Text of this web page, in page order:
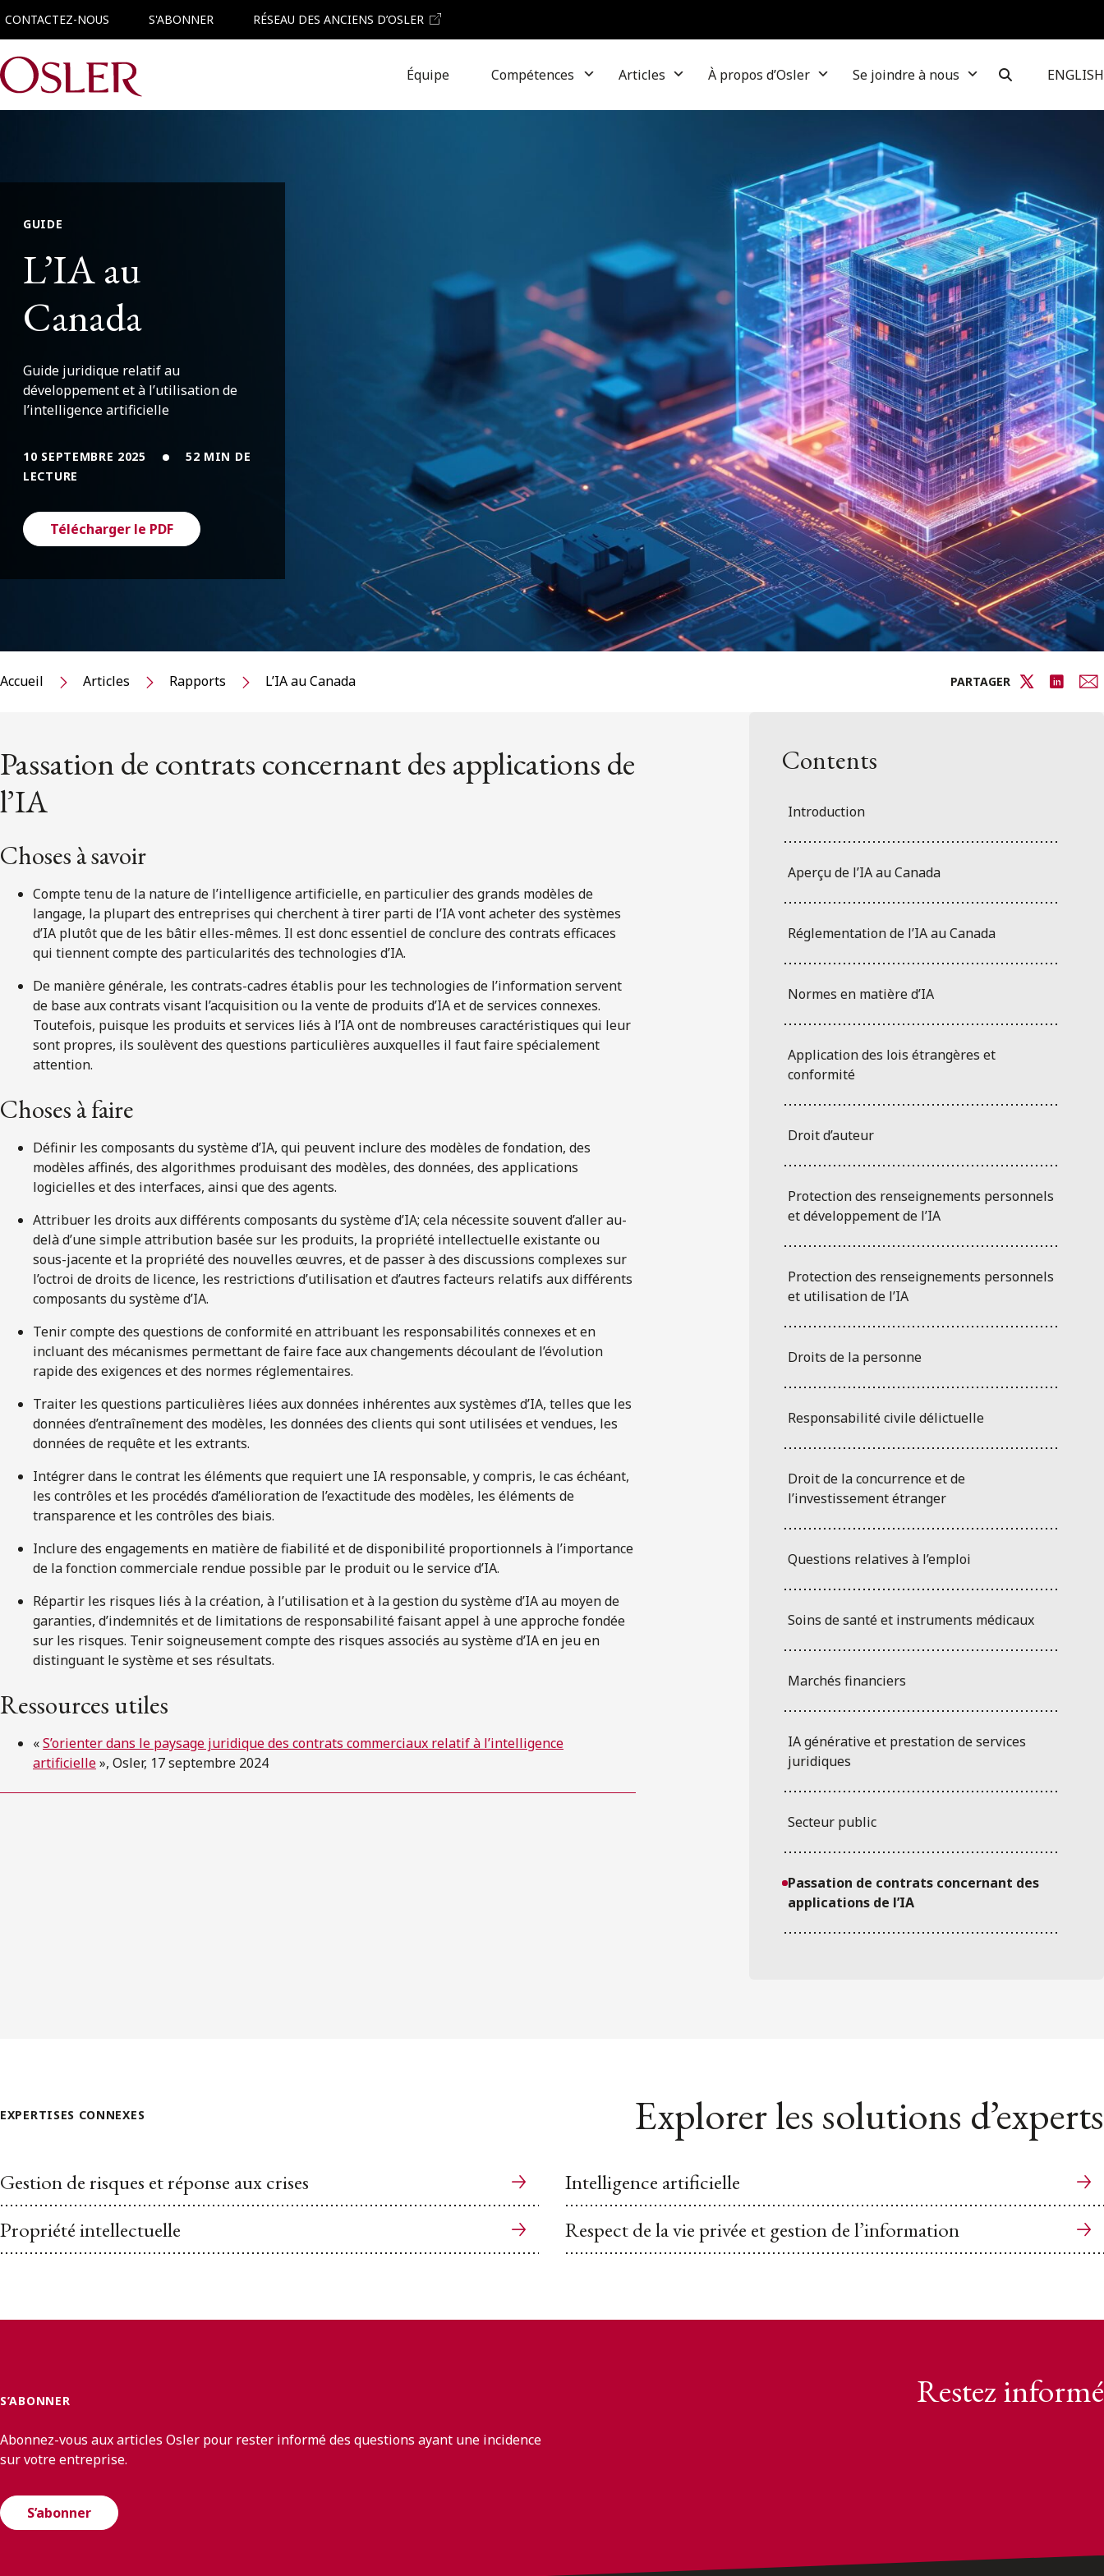
CONTACTEZ-NOUS S'ABONNER RÉSEAU DES ANCIENS D’OSLER
Main Navigation Équipe Compétences Articles À propos d’Osler Se joindre à nous ENGLISH
GUIDE
L’IA au
Canada
Guide juridique relatif au
développement et à l’utilisation de
l’intelligence artificielle
10 SEPTEMBRE 2025
52 MIN DE
LECTURE
Télécharger le PDF
Accueil Articles Rapports L’IA au Canada PARTAGER
Contents
Introduction
Aperçu de l’IA au Canada
Réglementation de l’IA au Canada
Normes en matière d’IA
Application des lois étrangères et
conformité
Droit d’auteur
Protection des renseignements personnels
et développement de l’IA
Protection des renseignements personnels
et utilisation de l’IA
Droits de la personne
Responsabilité civile délictuelle
Droit de la concurrence et de
l’investissement étranger
Questions relatives à l’emploi
Soins de santé et instruments médicaux
Marchés financiers
IA générative et prestation de services
juridiques
Secteur public
Passation de contrats concernant des
applications de l’IA
Passation de contrats concernant des applications de
l’IA
Choses à savoir
Compte tenu de la nature de l’intelligence artificielle, en particulier des grands modèles de
langage, la plupart des entreprises qui cherchent à tirer parti de l’IA vont acheter des systèmes
d’IA plutôt que de les bâtir elles-mêmes. Il est donc essentiel de conclure des contrats efficaces
qui tiennent compte des particularités des technologies d’IA.
De manière générale, les contrats-cadres établis pour les technologies de l’information servent
de base aux contrats visant l’acquisition ou la vente de produits d’IA et de services connexes.
Toutefois, puisque les produits et services liés à l’IA ont de nombreuses caractéristiques qui leur
sont propres, ils soulèvent des questions particulières auxquelles il faut faire spécialement
attention.
Choses à faire
Définir les composants du système d’IA, qui peuvent inclure des modèles de fondation, des
modèles affinés, des algorithmes produisant des modèles, des données, des applications
logicielles et des interfaces, ainsi que des agents.
Attribuer les droits aux différents composants du système d’IA; cela nécessite souvent d’aller au-
delà d’une simple attribution basée sur les produits, la propriété intellectuelle existante ou
sous-jacente et la propriété des nouvelles œuvres, et de passer à des discussions complexes sur
l’octroi de droits de licence, les restrictions d’utilisation et d’autres facteurs relatifs aux différents
composants du système d’IA.
Tenir compte des questions de conformité en attribuant les responsabilités connexes et en
incluant des mécanismes permettant de faire face aux changements découlant de l’évolution
rapide des exigences et des normes réglementaires.
Traiter les questions particulières liées aux données inhérentes aux systèmes d’IA, telles que les
données d’entraînement des modèles, les données des clients qui sont utilisées et vendues, les
données de requête et les extrants.
Intégrer dans le contrat les éléments que requiert une IA responsable, y compris, le cas échéant,
les contrôles et les procédés d’amélioration de l’exactitude des modèles, les éléments de
transparence et les contrôles des biais.
Inclure des engagements en matière de fiabilité et de disponibilité proportionnels à l’importance
de la fonction commerciale rendue possible par le produit ou le service d’IA.
Répartir les risques liés à la création, à l’utilisation et à la gestion du système d’IA au moyen de
garanties, d’indemnités et de limitations de responsabilité faisant appel à une approche fondée
sur les risques. Tenir soigneusement compte des risques associés au système d’IA en jeu en
distinguant le système et ses résultats.
Ressources utiles
«S’orienter dans le paysage juridique des contrats commerciaux relatif à l’intelligence
artificielle», Osler, 17 septembre 2024
EXPERTISES CONNEXES Explorer les solutions d’experts
Gestion de risques et réponse aux crises
Intelligence artificielle
Propriété intellectuelle
Respect de la vie privée et gestion de l’information
S’ABONNER Restez informé
Abonnez-vous aux articles Osler pour rester informé des questions ayant une incidence
sur votre entreprise.
S’abonner